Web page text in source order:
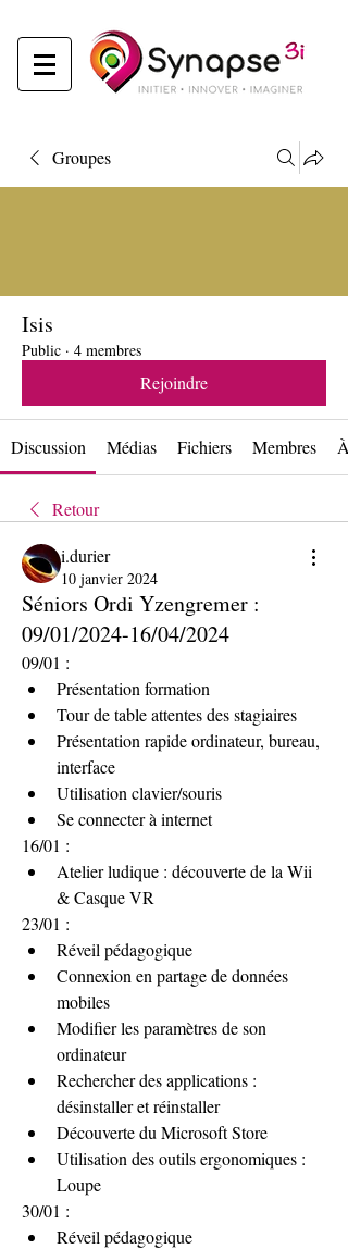
Groupes
Isis
Public · 4 membres
Rejoindre
Discussion Médias Fichiers Membres
Retour
i.durier
10 janvier 2024
Séniors Ordi Yzengremer :
09/01/2024-16/04/2024
09/01 :
Présentation formation
Tour de table attentes des stagiaires
Présentation rapide ordinateur, bureau,
interface
Utilisation clavier/souris
Se connecter à internet
16/01 :
Atelier ludique : découverte de la Wii
& Casque VR
23/01 :
Réveil pédagogique
Connexion en partage de données
mobiles
Modifier les paramètres de son
ordinateur
Rechercher des applications :
désinstaller et réinstaller
Découverte du Microsoft Store
Utilisation des outils ergonomiques :
Loupe
30/01 :
Réveil pédagogique